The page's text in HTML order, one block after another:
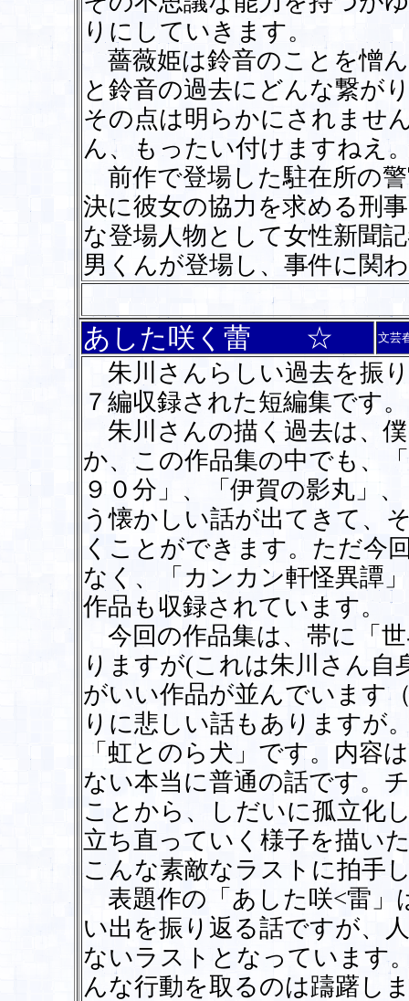
りにしていきます。
薔薇姫は鈴音のことを憎
と鈴音の過去にどんな繋が
その点は明らかにされませ
ん、もったい付けますねえ
前作で登場した駐在所の
決に彼女の協力を求める刑
な登場人物として女性新聞
男くんが登場し、事件に関
あした咲く蕾 ☆ 文芸
朱川さんらしい過去を振
７編収録された短編集です。
朱川さんの描く過去は、
か、この作品集の中でも、
９０分」、「伊賀の影丸」
う懐かしい話が出てきて、
くことができます。ただ今
なく、「カンカン軒怪異譚
作品も収録されています。
今回の作品集は、帯に「
りますが(これは朱川さん自
がいい作品が並んでいます
りに悲しい話もありますが
「虹とのら犬」です。内容
ない本当に普通の話です。
ことから、しだいに孤立化
立ち直っていく様子を描い
こんな素敵なラストに拍手
表題作の「あした咲<雷」
い出を振り返る話ですが、
ないラストとなっています
んな行動を取るのは躊躇し